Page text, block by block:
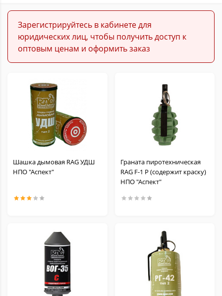
Зарегистрируйтесь в кабинете для
юридических лиц, чтобы получить доступ к
оптовым ценам и оформить заказ
Шашка дымовая RAG УДШ
НПО "Аспект"
Граната пиротехническая
RAG F-1 P (содержит краску)
НПО "Аспект"